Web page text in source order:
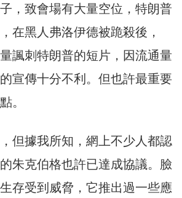
，致會場有大量空位，特朗普
在黑人弗洛伊德被跪殺後，
諷刺特朗普的短片，因流通量
宣傳十分不利。但也許最重要
。
但據我所知，網上不少人都認
朱克伯格也許已達成協議。臉
存受到威脅，它推出過一些應